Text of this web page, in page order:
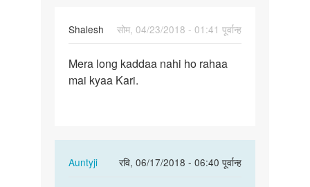
Shalesh
सोम, 04/23/2018 - 01:41 पूर्वान्ह
Mera
long
Mera long kaddaa nahi ho rahaa
mai kyaa Kari.
Auntyji
रवि, 06/17/2018 - 06:40 पूर्वान्ह
In